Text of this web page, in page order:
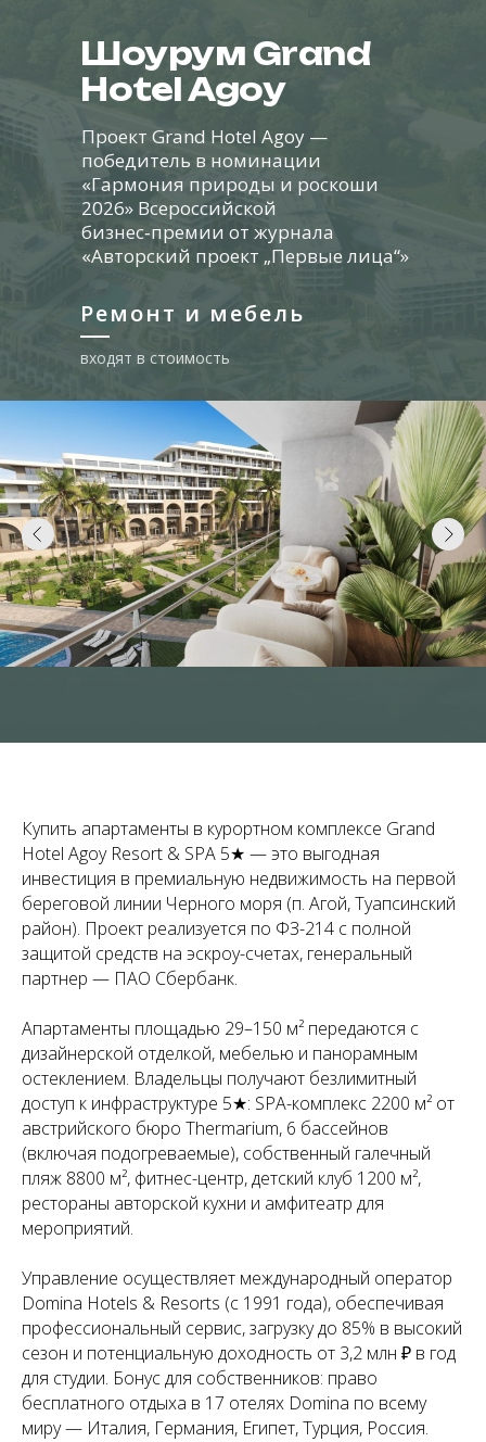
Ремонт и мебель
входят в стоимость
Проект Grand Hotel Agoy —
победитель в номинации
«Гармония природы и роскоши
2026» Всероссийской
бизнес‑премии от журнала
«Авторский проект „Первые лица“»
Шоурум Grand
Hotel Agoy
Купить апартаменты в курортном комплексе Grand
Hotel Agoy Resort & SPA 5★ — это выгодная
инвестиция в премиальную недвижимость на первой
береговой линии Черного моря (п. Агой, Туапсинский
район). Проект реализуется по ФЗ-214 с полной
защитой средств на эскроу-счетах, генеральный
партнер — ПАО Сбербанк.
Апартаменты площадью 29–150 м² передаются с
дизайнерской отделкой, мебелью и панорамным
остеклением. Владельцы получают безлимитный
доступ к инфраструктуре 5★: SPA-комплекс 2200 м² от
австрийского бюро Thermarium, 6 бассейнов
(включая подогреваемые), собственный галечный
пляж 8800 м², фитнес-центр, детский клуб 1200 м²,
рестораны авторской кухни и амфитеатр для
мероприятий.
Управление осуществляет международный оператор
Domina Hotels & Resorts (с 1991 года), обеспечивая
профессиональный сервис, загрузку до 85% в высокий
сезон и потенциальную доходность от 3,2 млн ₽ в год
для студии. Бонус для собственников: право
бесплатного отдыха в 17 отелях Domina по всему
миру — Италия, Германия, Египет, Турция, Россия.